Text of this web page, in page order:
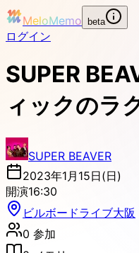
MeloMemo beta
ログイン
SUPER
ィックのラ
SUPER BEAVER
2023年1月15日(日)
開演16:30
ビルボードライブ大阪
0 参加